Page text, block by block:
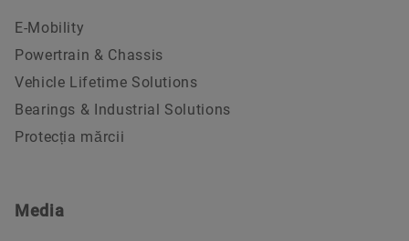
E-Mobility
Powertrain & Chassis
Vehicle Lifetime Solutions
Bearings & Industrial Solutions
Protecția mărcii
Media